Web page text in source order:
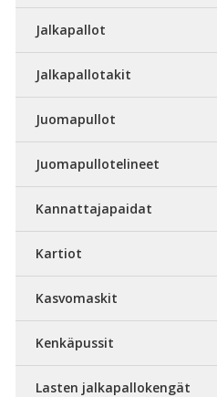
Jalkapallot
Jalkapallotakit
Juomapullot
Juomapullotelineet
Kannattajapaidat
Kartiot
Kasvomaskit
Kenkäpussit
Lasten jalkapallokengät